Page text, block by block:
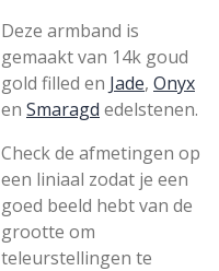
Deze armband is
gemaakt van 14k goud
gold filled en Jade, Onyx
en Smaragd edelstenen.
Check de afmetingen op
een liniaal zodat je een
goed beeld hebt van de
grootte om
teleurstellingen te